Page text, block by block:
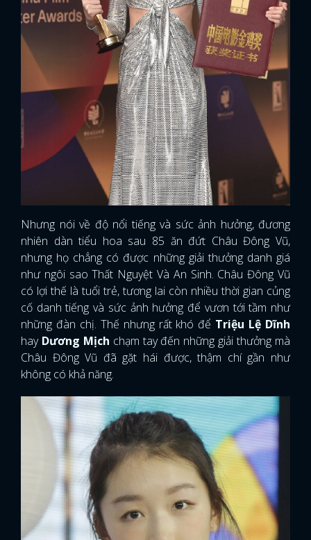
Nhưng nói về độ nổi tiếng và sức ảnh hưởng, đương
nhiên dàn tiểu hoa sau 85 ăn đứt Châu Đông Vũ,
nhưng họ chẳng có được những giải thưởng danh giá
như ngôi sao Thất Nguyệt Và An Sinh. Châu Đông Vũ
có lợi thế là tuổi trẻ, tương lai còn nhiều thời gian củng
cố danh tiếng và sức ảnh hưởng để vươn tới tầm như
những đàn chị. Thế nhưng rất khó để Triệu Lệ Dĩnh
hay Dương Mịch chạm tay đến những giải thưởng mà
Châu Đông Vũ đã gặt hái được, thậm chí gần như
không có khả năng.